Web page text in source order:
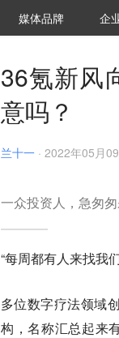
媒体品牌 36Kr
企
36氪新风
意吗？
兰十一 · 2022年05月
一众投资人，急匆匆
“每周都有人来找我
多位数字疗法领域
构，名称汇总起来